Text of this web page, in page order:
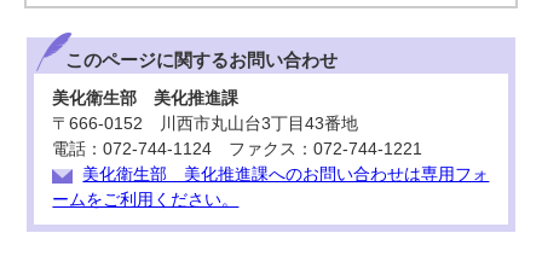
このページに関するお問い合わせ
美化衛生部 美化推進課
〒666-0152 川西市丸山台3丁目43番地
電話：072-744-1124 ファクス：072-744-1221
美化衛生部 美化推進課へのお問い合わせは専用フォ
ームをご利用ください。